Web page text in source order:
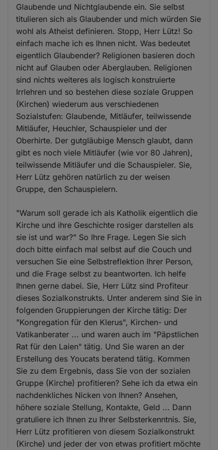
Glaubende und Nichtglaubende ein. Sie selbst
titulieren sich als Glaubender und mich würden Sie
wohl als Atheist definieren. Stopp, Herr Lütz! So
einfach mache ich es Ihnen nicht. Was bedeutet
eigentlich Glaubender? Religionen basieren doch
nicht auf Glauben oder Aberglauben. Religionen
sind nichts weiteres als logisch konstruierte
Irrlehren und so bestehen diese soziale Gruppen
(Kirchen) wiederum aus verschiedenen
Sozialstufen: Glaubende, Mitläufer, teilwissende
Mitläufer, Heuchler, Schauspieler und der
Oberhirte. Der gutgläubige Mensch glaubt, dann
gibt es noch viele Mitläufer (wie vor 80 Jahren),
teilwissende Mitläufer und die Schauspieler. Sie,
Herr Lütz gehören natürlich zu der weisen
Gruppe, den Schauspielern.
"Warum soll gerade ich als Katholik eigentlich die
Kirche und ihre Geschichte rosiger darstellen als
sie ist und war?" So Ihre Frage. Legen Sie sich
doch bitte einfach mal selbst auf die Couch und
versuchen Sie eine Selbstreflektion Ihrer Person,
und die Frage selbst zu beantworten. Ich helfe
Ihnen gerne dabei. Sie, Herr Lütz sind Profiteur
dieses Sozialkonstrukts. Unter anderem sind Sie in
folgenden Gruppierungen der Kirche tätig: Der
"Kongregation für den Klerus", Kirchen- und
Vatikanberater ... und waren auch im "Päpstlichen
Rat für den Laien" tätig. Und Sie waren an der
Erstellung des Youcats beratend tätig. Kommen
Sie zu dem Ergebnis, dass Sie von der sozialen
Gruppe (Kirche) profitieren? Sehe ich da etwa ein
nachdenkliches Nicken von Ihnen? Ansehen,
höhere soziale Stellung, Kontakte, Geld ... Dann
gratuliere ich Ihnen zu Ihrer Selbsterkenntnis. Sie,
Herr Lütz profitieren von diesem Sozialkonstrukt
(Kirche) und jeder der von etwas profitiert möchte